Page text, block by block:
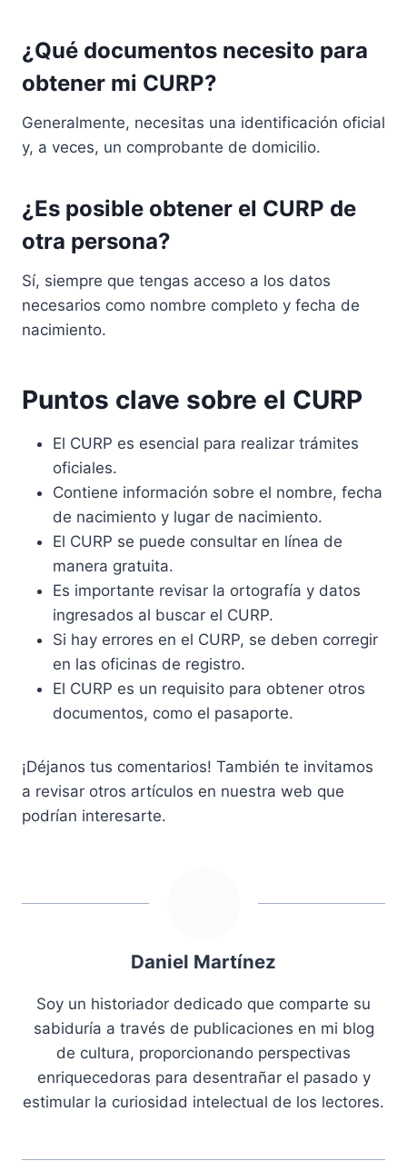
¿Qué documentos necesito para
obtener mi CURP?
Generalmente, necesitas una identificación oficial
y, a veces, un comprobante de domicilio.
¿Es posible obtener el CURP de
otra persona?
Sí, siempre que tengas acceso a los datos
necesarios como nombre completo y fecha de
nacimiento.
Puntos clave sobre el CURP
El CURP es esencial para realizar trámites
oficiales.
Contiene información sobre el nombre, fecha
de nacimiento y lugar de nacimiento.
El CURP se puede consultar en línea de
manera gratuita.
Es importante revisar la ortografía y datos
ingresados al buscar el CURP.
Si hay errores en el CURP, se deben corregir
en las oficinas de registro.
El CURP es un requisito para obtener otros
documentos, como el pasaporte.
¡Déjanos tus comentarios! También te invitamos
a revisar otros artículos en nuestra web que
podrían interesarte.
Daniel Martínez
Soy un historiador dedicado que comparte su
sabiduría a través de publicaciones en mi blog
de cultura, proporcionando perspectivas
enriquecedoras para desentrañar el pasado y
estimular la curiosidad intelectual de los lectores.